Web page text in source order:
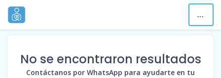
No se encontraron resultados
Contáctanos por WhatsApp para ayudarte en tu